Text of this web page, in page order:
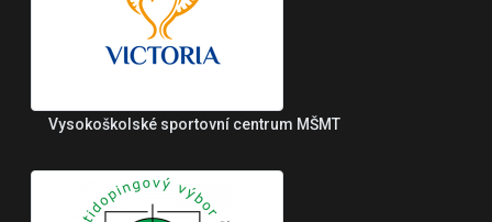
Vysokoškolské sportovní centrum MŠMT